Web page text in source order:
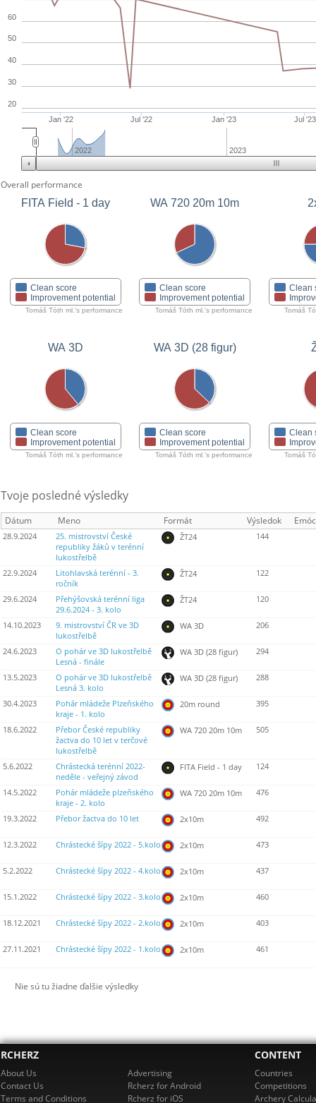
Jan '22 Jul '22 Jan '23 Jul '23
20
30
40
50
60
2022 2023
Overall performance
FITA Field - 1 day
Clean score
Improvement potential
Tomáš Tóth ml.'s performance
WA 720 20m 10m
Clean score
Improvement potential
Tomáš Tóth ml.'s performance
Clean
Tomáš
WA 3D
Clean score
Improvement potential
Tomáš Tóth ml.'s performance
WA 3D (28 figur)
Clean score
Improvement potential
Tomáš Tóth ml.'s performance
Clean
Tomáš
Tvoje posledné výsledky
Dátum Meno Formát Výsledok
28.9.2024
25. mistrovství České
republiky žáků v terénní
lukostřelbě
ŽT24 144
22.9.2024
Litohlavská terénní - 3.
ročník
ŽT24 122
29.6.2024
Přehýšovská terénní liga
29.6.2024 - 3. kolo
ŽT24 120
14.10.2023
9. mistrovství ČR ve 3D
lukostřelbě
WA 3D 206
24.6.2023
O pohár ve 3D lukostřelbě
Lesná - finále
WA 3D (28 figur) 294
13.5.2023
O pohár ve 3D lukostřelbě
Lesná 3. kolo
WA 3D (28 figur) 288
30.4.2023
Pohár mládeže Plzeňského
kraje - 1. kolo
20m round 395
18.6.2022
Přebor České republiky
žactva do 10 let v terčové
lukostřelbě
WA 720 20m 10m 505
5.6.2022
Chrástecká terénní 2022-
neděle - veřejný závod
FITA Field - 1 day 124
14.5.2022
Pohár mládeže plzeňského
kraje - 2. kolo
WA 720 20m 10m 476
19.3.2022 Přebor žactva do 10 let 2x10m 492
12.3.2022 Chrástecké šípy 2022 - 5.kolo 2x10m 473
5.2.2022 Chrástecké šípy 2022 - 4.kolo 2x10m 437
15.1.2022 Chrástecké šípy 2022 - 3.kolo 2x10m 460
18.12.2021 Chrástecké šípy 2022 - 2.kolo 2x10m 403
27.11.2021 Chrástecké šípy 2022 - 1.kolo 2x10m 461
Nie sú tu žiadne ďalšie výsledky
RCHERZ
About Us
Contact Us
Terms and Conditions
Advertising
Rcherz for Android
Rcherz for iOS
CONTENT
Countries
Competitions
Archery